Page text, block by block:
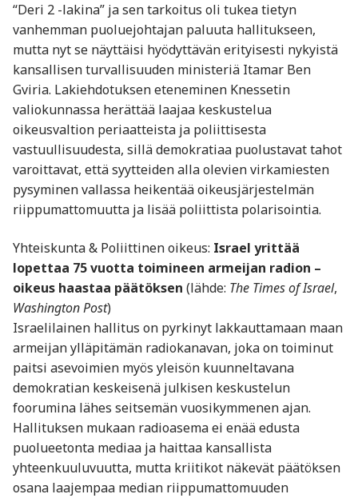
“Deri 2 -lakina” ja sen tarkoitus oli tukea tietyn
vanhemman puoluejohtajan paluuta hallitukseen,
mutta nyt se näyttäisi hyödyttävän erityisesti nykyistä
kansallisen turvallisuuden ministeriä Itamar Ben
Gviria. Lakiehdotuksen eteneminen Knessetin
valiokunnassa herättää laajaa keskustelua
oikeusvaltion periaatteista ja poliittisesta
vastuullisuudesta, sillä demokratiaa puolustavat tahot
varoittavat, että syytteiden alla olevien virkamiesten
pysyminen vallassa heikentää oikeusjärjestelmän
riippumattomuutta ja lisää poliittista polarisointia.
Yhteiskunta & Poliittinen oikeus: Israel yrittää
lopettaa 75 vuotta toimineen armeijan radion –
oikeus haastaa päätöksen (lähde: The Times of Israel,
Washington Post)
Israelilainen hallitus on pyrkinyt lakkauttamaan maan
armeijan ylläpitämän radiokanavan, joka on toiminut
paitsi asevoimien myös yleisön kuunneltavana
demokratian keskeisenä julkisen keskustelun
foorumina lähes seitsemän vuosikymmenen ajan.
Hallituksen mukaan radioasema ei enää edusta
puolueetonta mediaa ja haittaa kansallista
yhteenkuuluvuutta, mutta kriitikot näkevät päätöksen
osana laajempaa median riippumattomuuden